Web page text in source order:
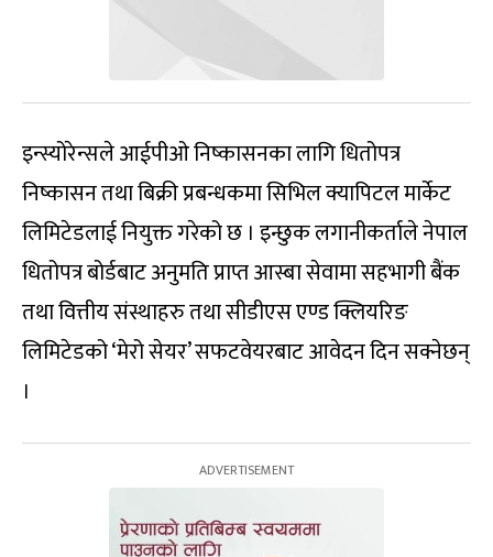
इन्स्योरेन्सले आईपीओ निष्कासनका लागि धितोपत्र
निष्कासन तथा बिक्री प्रबन्धकमा सिभिल क्यापिटल मार्केट
लिमिटेडलाई नियुक्त गरेको छ । इन्छुक लगानीकर्ताले नेपाल
धितोपत्र बोर्डबाट अनुमति प्राप्त आस्बा सेवामा सहभागी बैंक
तथा वित्तीय संस्थाहरु तथा सीडीएस एण्ड क्लियरिङ
लिमिटेडको ‘मेरो सेयर’ सफटवेयरबाट आवेदन दिन सक्नेछन्
।